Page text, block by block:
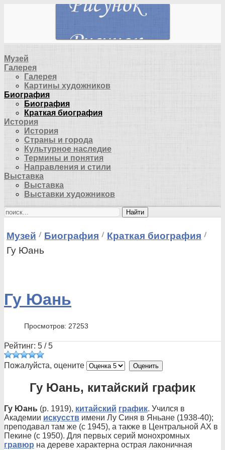
Музей
Галерея
Галерея
Картины художников
Биография
Биография
Краткая биография
История
История
Страны и города
Культурное наследие
Термины и понятия
Направления и стили
Выставка
Выставка
Выставки художников
Найти
Музей Биография
Краткая биография
Гу Юань
Гу Юань
Просмотров: 27253
Рейтинг: 5 /5
Пожалуйста, оцените
Гу Юань, китайский график
Гу Юань (р. 1919), китайский график. Учился в
Академии искусств имени Лу Синя в Яньане (1938-40);
преподавал там же (с 1945), а также в Центральной АХ в
Пекине (с 1950). Для первых серий монохромных
гравюр на дереве характерна острая лаконичная